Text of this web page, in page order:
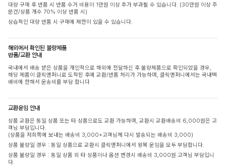
대량 구매 후 반품 시 반품 수거 비용이 1만원 이상 추가 부과될 수 있습니다. (30만원 이상 주
문건/상품 개수 70% 이상 반품 시)
상습적인 대량 반품 시 구매에 제한이 있을 수 있습니다.
해외에서 확인된 불량제품
반품/교환 안내
국내에서 배송 받은 상품을 개인적으로 해외에 전달하신 후 불량제품으로 확인되었을 경우,
해당 제품이 클릭앤퍼니로 도착된 후에 교환/반품 처리가 가능하며, 클릭앤퍼니에서는 국내택
배비에 한해서 운송비를 부담 합니다
교환운임 안내
상품 교환은 동일 상품 또는 타 상품으로도 교환 가능하며, 교환시 교환배송비 6,000원은 고
객님 부담입니다.
(상품을 저희쪽에 보내는 배송비 3,000+고객님께 다시 발송되는 배송비 3,000)
상품 불량일 경우 : 동일 상품으로 교환시 클릭앤퍼니에서 왕복 운임을 모두 부담합니다.
상품 불량일 경우 : 동일 상품 외 타 상품이나 옵션 변경시 배송비 3,000원 고객님 부담입니
다.